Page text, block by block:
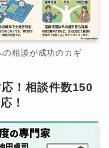
相談が成功のカギ
！相談件数150
！